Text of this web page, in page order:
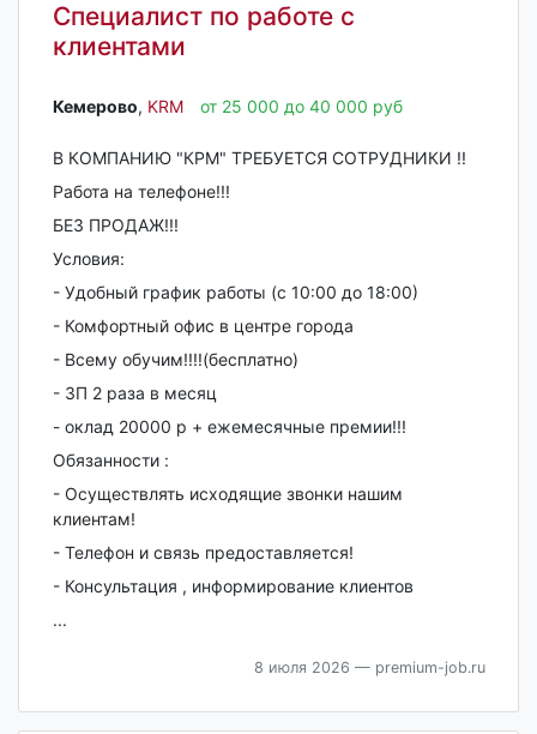
Специалист по работе с
клиентами
Кемерово‎, KRM от 25 000 до 40 000 руб
В КОМПАНИЮ "КРМ" ТРЕБУЕТСЯ СОТРУДНИКИ !!
Работа на телефоне!!!
БЕЗ ПРОДАЖ!!!
Условия:
- Удобный график работы (с 10:00 до 18:00)
- Комфортный офис в центре города
- Всему обучим!!!!(бесплатно)
- ЗП 2 раза в месяц
- оклад 20000 р + ежемесячные премии!!!
Обязанности :
- Осуществлять исходящие звонки нашим
клиентам!
- Телефон и связь предоставляется!
- Консультация , информирование клиентов
...
8 июля 2026 — premium-job.ru